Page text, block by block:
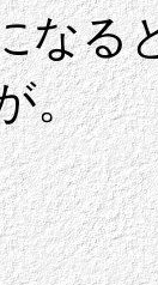
なる
。